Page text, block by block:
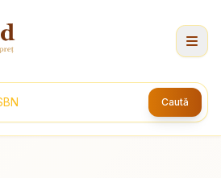
Caută